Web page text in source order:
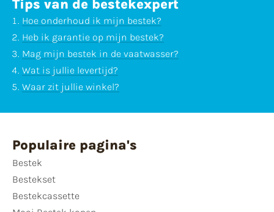
Tips van de bestekexpert
Hoe onderhoud ik mijn bestek?
Heb ik garantie op mijn bestek?
Mag mijn bestek in de vaatwasser?
Wat is jullie levertijd?
Waar zit jullie winkel?
Populaire pagina's
Bestek
Bestekset
Bestekcassette